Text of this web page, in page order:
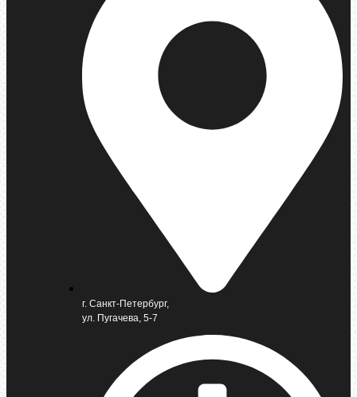
г. Санкт-Петербург,
ул. Пугачева, 5-7